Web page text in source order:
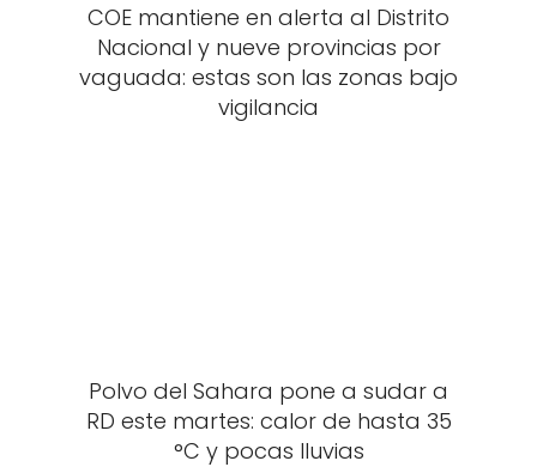
COE mantiene en alerta al Distrito
Nacional y nueve provincias por
vaguada: estas son las zonas bajo
vigilancia
Polvo del Sahara pone a sudar a
RD este martes: calor de hasta 35
°C y pocas lluvias